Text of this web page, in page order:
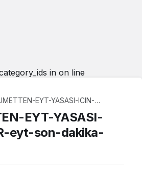
in on line
EYT-YASASI-ICIN-
EYT-YASASI-
eyt-son-dakika-